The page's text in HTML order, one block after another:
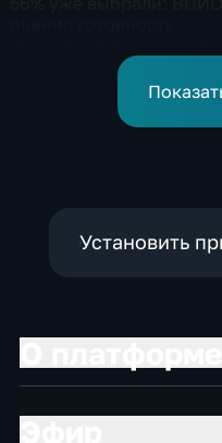
выборах в Госдуму
Установить